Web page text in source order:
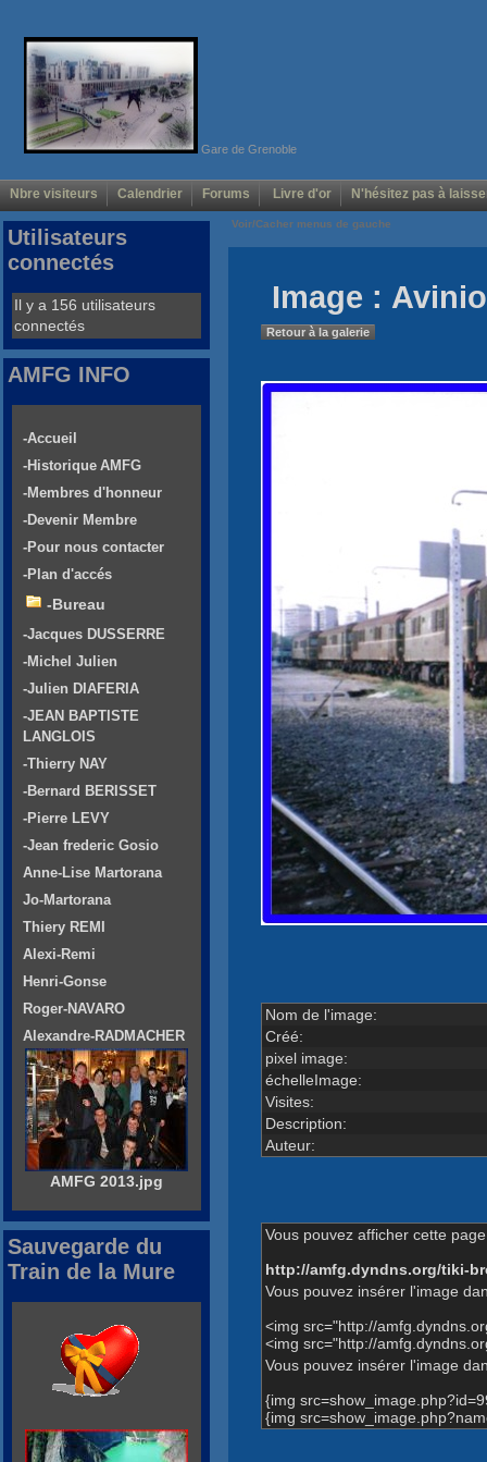
Gare de Grenoble
Nbre visiteurs Calendrier Forums Livre d'or N'hésitez pas à
Voir/Cacher menus de gauche
Image :
Retour à la galerie
Nom de l'image:
Créé:
pixel image:
échelleImage:
Visites:
Description:
Auteur:
Vous pouvez afficher cette
http://amfg.dyndns.org/tiki-
Vous pouvez insérer l'image
<img src="http://
<img src="http://
Vous pouvez insérer l'image
{img
{img
Utilisateurs
connectés
Il y a 156 utilisateurs
connectés
AMFG INFO
-Accueil
-Historique AMFG
-Membres d'honneur
-Devenir Membre
-Pour nous contacter
-Plan d'accés
-Bureau
-Jacques DUSSERRE
-Michel Julien
-Julien DIAFERIA
-JEAN BAPTISTE
LANGLOIS
-Thierry NAY
-Bernard BERISSET
-Pierre LEVY
-Jean frederic Gosio
Anne-Lise Martorana
Jo-Martorana
Thiery REMI
Alexi-Remi
Henri-Gonse
Roger-NAVARO
Alexandre-RADMACHER
AMFG 2013.jpg
Sauvegarde du
Train de la Mure